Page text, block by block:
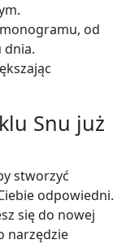
od
dnia.
Snu już
stworzyć
odpowiedni.
się do nowej
narzędzie